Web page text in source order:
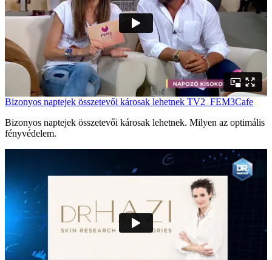
Bizonyos naptejek összetevői károsak lehetnek TV2_FEM3Cafe
Bizonyos naptejek összetevői károsak lehetnek. Milyen az optimális
fényvédelem.